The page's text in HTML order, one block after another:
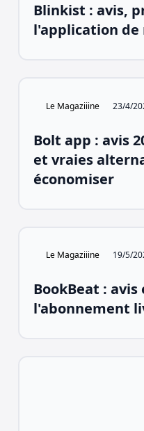
Blinkist : avis,
l'application de
Le Magaziiine 23/4/
Bolt app : avis
et vraies
économiser
Le Magaziiine 19/5/
BookBeat :
l'abonnement